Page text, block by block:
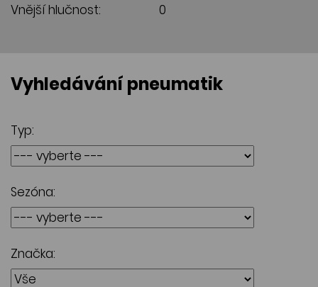
Vnější hlučnost:
0
Vyhledávání pneumatik
Typ:
Sezóna:
Značka: